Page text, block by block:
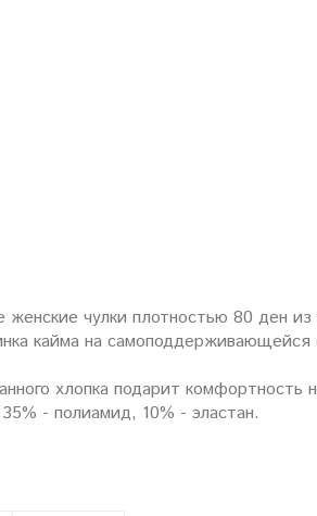
чулки плотностью 80 ден
кайма на
хлопка подарит комфортность
- полиамид, 10% - эластан.